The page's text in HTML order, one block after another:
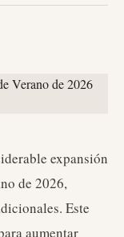
expansión
de 2026,
Este
aumentar